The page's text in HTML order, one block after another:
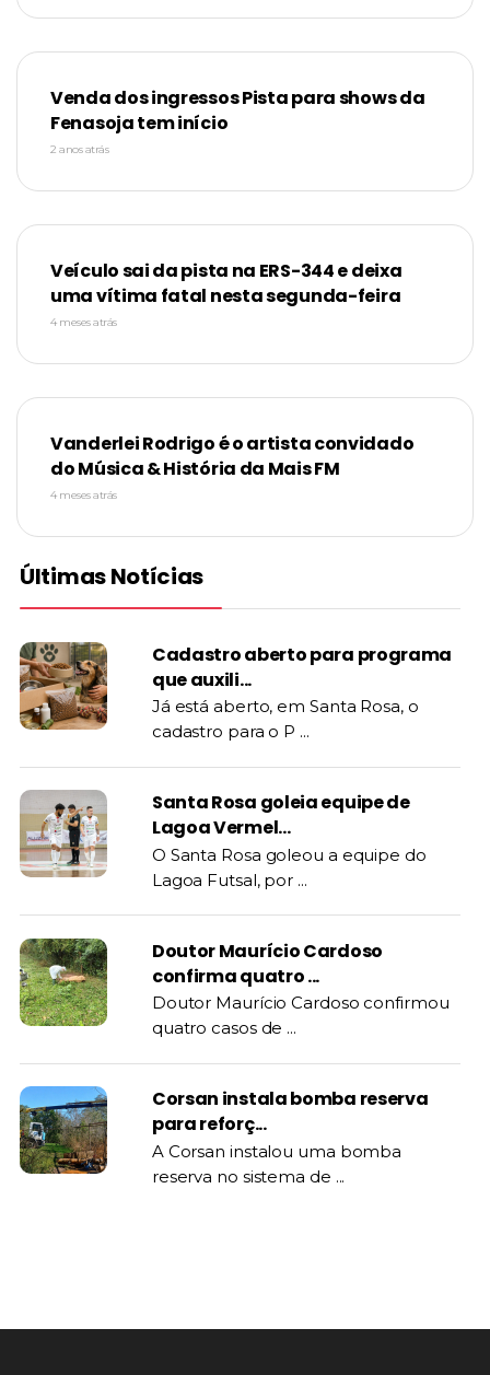
Venda dos ingressos Pista para shows da
Fenasoja tem início
2 anos atrás
Veículo sai da pista na ERS-344 e deixa
uma vítima fatal nesta segunda-feira
4 meses atrás
Vanderlei Rodrigo é o artista convidado
do Música & História da Mais FM
4 meses atrás
Últimas Notícias
Cadastro aberto para programa
que auxili...
Já está aberto, em Santa Rosa, o
cadastro para o P ...
Santa Rosa goleia equipe de
Lagoa Vermel...
O Santa Rosa goleou a equipe do
Lagoa Futsal, por ...
Doutor Maurício Cardoso
confirma quatro ...
Doutor Maurício Cardoso confirmou
quatro casos de ...
Corsan instala bomba reserva
para reforç...
A Corsan instalou uma bomba
reserva no sistema de ...